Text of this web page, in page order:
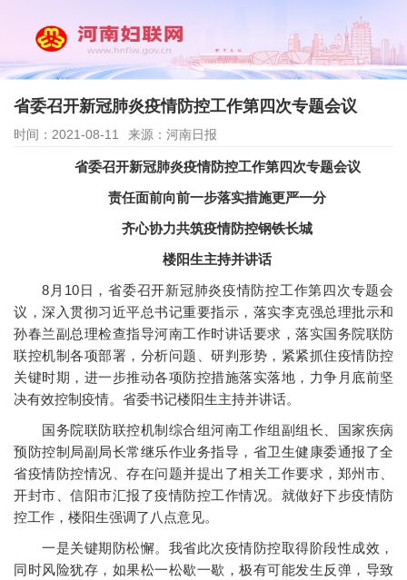
省委召开新冠肺炎疫情防控工作第四次专题会议
时间：2021-08-11 来源：河南日报
省委召开新冠肺炎疫情防控工作第四次专题会议
责任面前向前一步落实措施更严一分
齐心协力共筑疫情防控钢铁长城
楼阳生主持并讲话
8月10日，省委召开新冠肺炎疫情防控工作第四次专题会
议，深入贯彻习近平总书记重要指示，落实李克强总理批示和
孙春兰副总理检查指导河南工作时讲话要求，落实国务院联防
联控机制各项部署，分析问题、研判形势，紧紧抓住疫情防控
关键时期，进一步推动各项防控措施落实落地，力争月底前坚
决有效控制疫情。省委书记楼阳生主持并讲话。
国务院联防联控机制综合组河南工作组副组长、国家疾病
预防控制局副局长常继乐作业务指导，省卫生健康委通报了全
省疫情防控情况、存在问题并提出了相关工作要求，郑州市、
开封市、信阳市汇报了疫情防控工作情况。就做好下步疫情防
控工作，楼阳生强调了八点意见。
一是关键期防松懈。我省此次疫情防控取得阶段性成效，
同时风险犹存，如果松一松歇一歇，极有可能发生反弹，导致